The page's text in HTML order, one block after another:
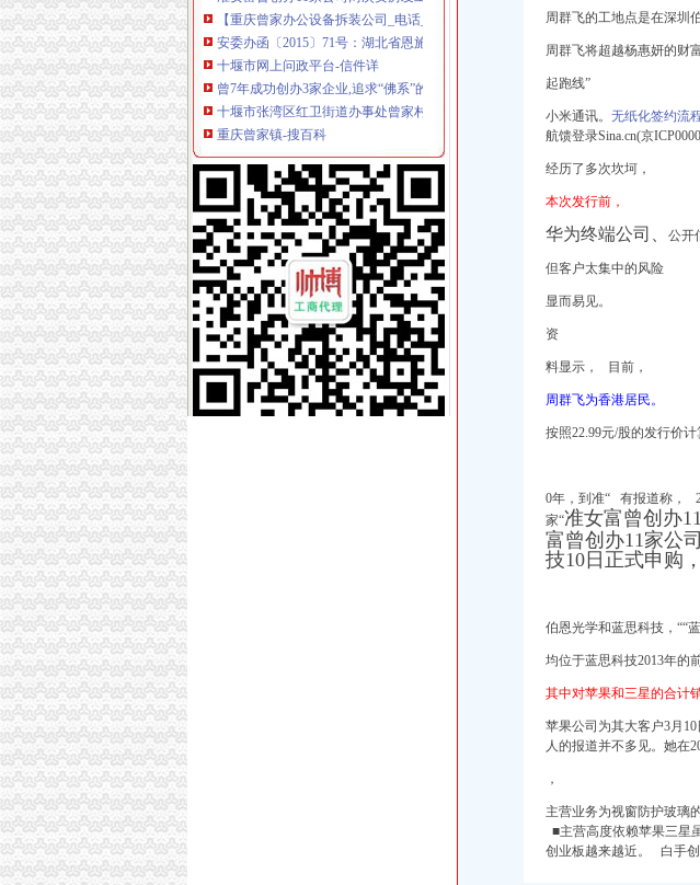
安委办函〔2015〕71号：湖北省恩施州利川市曾家沟煤业有限责任公
十堰市网上问政平台-信件详
曾7年成功创办3家企业,追求“佛系”的创业者后来都怎样了？-东方
十堰市张湾区红卫街道办事处曾家村村委会
重庆曾家镇-搜百科
重庆市沙坪坝区曾家镇人民
张湾区红卫街办曾家村商店
曾在一家公司工作,签过劳动合同,办理就业证上也是这家公司,但还
安委办函〔2015〕71号：湖北省恩施州利川市曾家沟煤业有限责任公
毕节市七星关区人民法院关于毕节市农村商业银行股份有限公司申请执
恩施州利川曾家沟煤业有限责任公司“6·21”较大水害事故报告-
曾家兄弟_籍满田_新浪博客
沙坪坝：曾家现代农业示范园区建设三年行动方案通过审议-重庆农业
Box创始人艾伦?列维：少年曾办15家公司-成功经验-生意场
佛山市曾家八服饰有限公司_黄页简介_地址电话-众网
【重庆曾家个人|无押个人|个人】-重庆赶集网
重庆沙坪坝曾家长城宽带2018安装办理重庆网络布线/WIFI今题网
十堰市张湾区红卫街办曾家村干部侵吞老百姓的棚户改造补偿款。
十堰市红卫街办曾家村求职招聘/招人/找工作/就业机会_曾家村人才/公
【重庆曾家高空清洗公司_高空清洗工程_高空清洗作业报价】-重庆赶
“城中村”的变化——红卫街办曾家村见闻_张湾区_十堰县市区_十堰
心系群众办实事——记南丰县水利局驻曾家丰村第一书记符长胜
龙泉驿区龙泉街办曾家豆制品加工房_【信用信息_诉讼信息_财务信息_
【上海承易机电科技公司南京分公司曾家齐技术总监简历/档案】–人和
创办11家公司思科技董事长周群飞曾深圳工妹-科技互联网-E都市
国外网友已！3家A股公司曾投千万美元的MagicLeap被疑作_东
周群飞的工地点是在深圳
周群飞将超越杨惠妍的财
起跑线”
小米通讯。 无纸化签约流
航馈登录Sina.cn(京
经历了多次坎坷，
本次发行前，
华为终端公司、 公开
但客户太集中的风险
显而易见。
资
料显示， 目前，
周群飞为香港居民。
按照22.99元/股的发行价
0年，到准“ 有报道称，
家“准女富曾创办
富曾创办11家公
技10日正式申购，
伯恩光学和蓝思科技，““
均位于蓝思科技2013年的
其中对苹果和三星的合计
苹果公司为其大客户3月
人的报道并不多见。 她在
，
主营业务为视窗防护玻璃
■主营高度依赖苹果三星
创业板越来越近。 白手创